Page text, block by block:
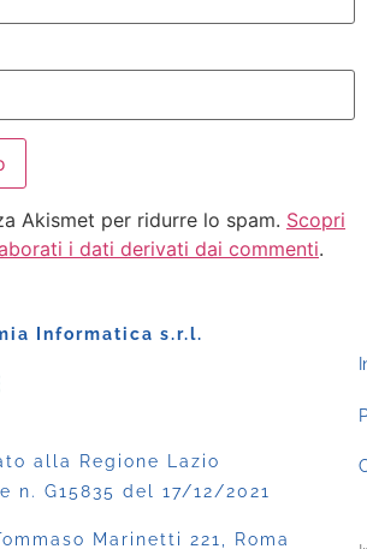
Akismet per ridurre lo spam. Scopri
i dati derivati dai commenti.
Informatica s.r.l.
alla Regione Lazio
n. G15835 del 17/12/2021
Marinetti 221, Roma